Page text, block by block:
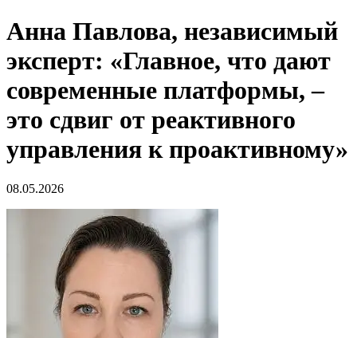
Анна Павлова, независимый
эксперт: «Главное, что дают
современные платформы, –
это сдвиг от реактивного
управления к проактивному»
08.05.2026